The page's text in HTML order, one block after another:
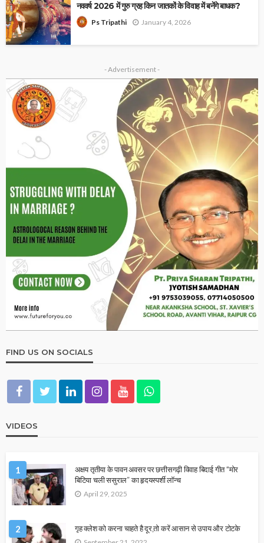
नववर्ष 2026 में गुरु ग्रह किन जातकों के विवाह में बनेंगे बाधक?
Ps Tripathi January 4, 2026
- Advertisement -
FIND US ON SOCIALS
VIDEOS
1
अक्षय तृतीया के पावन अवसर पर छत्तीसगढ़ी विवाह बिदाई गीत “मोर
बिटिया चली ससुराल” का हृदयस्पर्शी लॉन्च
April 29, 2025
2 गृह क्लेश को करना चाहते है दूर,तो करें आसान से उपाय और टोटके